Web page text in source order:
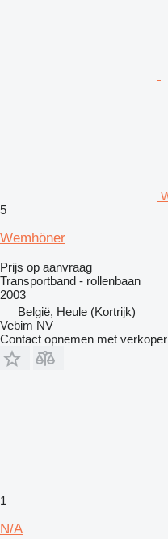
5
Wemhöner
Prijs op aanvraag
Transportband - rollenbaan
2003
België, Heule (Kortrijk)
Vebim NV
Contact opnemen met verkoper
1
N/A